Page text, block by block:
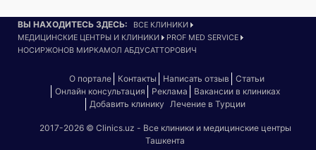
ВЫ НАХОДИТЕСЬ ЗДЕСЬ:
ВСЕ КЛИНИКИ
МЕДИЦИНСКИЕ ЦЕНТРЫ И КЛИНИКИ
PROF MED SERVICE
НОСИРЖОНОВ МИРКАМОЛ АБДУСАТТОРОВИЧ
О портале Контакты Написать отзыв
Статьи
Онлайн консультация
Реклама
Вакансии в клиниках
Добавить клинику
Лечение в Турции
2017-2026 © Clinics.uz - Все клиники и медицинские центры
Ташкента